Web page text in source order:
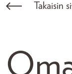
Takaisin